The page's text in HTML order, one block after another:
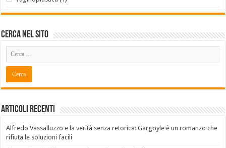
Cerca Nel Sito
Articoli recenti
Alfredo Vassalluzzo e la verità senza retorica: Gargoyle è un romanzo che
rifiuta le soluzioni facili